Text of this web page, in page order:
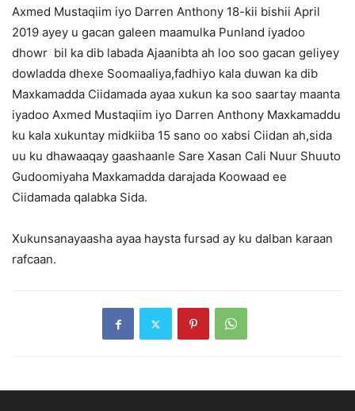
Axmed Mustaqiim iyo Darren Anthony 18-kii bishii April
2019 ayey u gacan galeen maamulka Punland iyadoo
dhowr bil ka dib labada Ajaanibta ah loo soo gacan geliyey
dowladda dhexe Soomaaliya,fadhiyo kala duwan ka dib
Maxkamadda Ciidamada ayaa xukun ka soo saartay maanta
iyadoo Axmed Mustaqiim iyo Darren Anthony Maxkamaddu
ku kala xukuntay midkiiba 15 sano oo xabsi Ciidan ah,sida
uu ku dhawaaqay gaashaanle Sare Xasan Cali Nuur Shuuto
Gudoomiyaha Maxkamadda darajada Koowaad ee
Ciidamada qalabka Sida.
Xukunsanayaasha ayaa haysta fursad ay ku dalban karaan
rafcaan.